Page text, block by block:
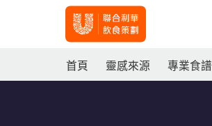
首頁 靈感來源 專業食譜